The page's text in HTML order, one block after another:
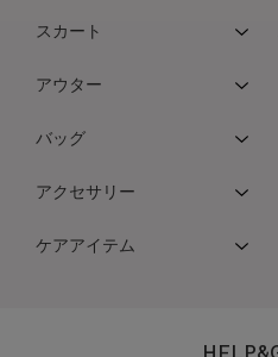
スカート
アウター
バッグ
アクセサリー
ケアアイテム